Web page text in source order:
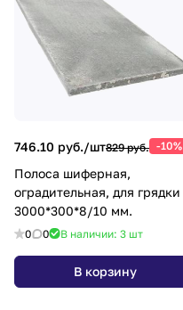
746.10 руб./шт829 руб. -10%
Полоса шиферная,
оградительная, для грядки
3000*300*8/10 мм.
0 0 В наличии: 3 шт
В корзину